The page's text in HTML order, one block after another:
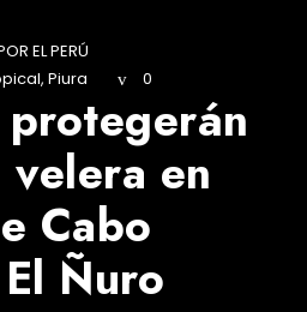
EL PERÚ
, Piura 0
en
Cabo
Ñuro